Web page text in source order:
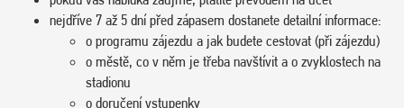
nejdříve 7 až 5 dní před zápasem dostanete detailní informace:
o programu zájezdu a jak budete cestovat (při zájezdu)
o městě, co v něm je třeba navštívit a o zvyklostech na
stadionu
o doručení vstupenky